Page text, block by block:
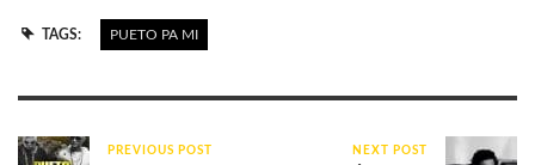
TAGS: PUETO PA MI
PREVIOUS POST NEXT POST